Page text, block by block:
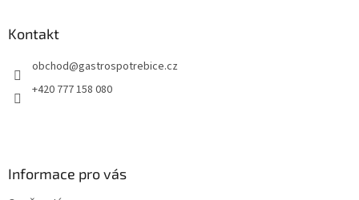
Kontakt
obchod@gastrospotrebice.cz
+420 777 158 080
Informace pro vás